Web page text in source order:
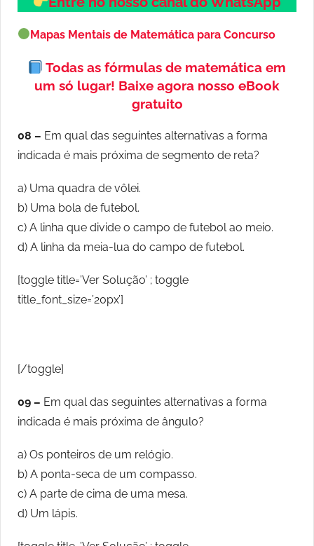
Mapas Mentais de Matemática para Concurso
Todas as fórmulas de matemática em
um só lugar! Baixe agora nosso eBook
gratuito
08 – Em qual das seguintes alternativas a forma
indicada é mais próxima de segmento de reta?
a) Uma quadra de vôlei.
b) Uma bola de futebol.
c) A linha que divide o campo de futebol ao meio.
d) A linha da meia-lua do campo de futebol.
[toggle title=’Ver Solução’ ; toggle
title_font_size=’20px’]
[/toggle]
09 – Em qual das seguintes alternativas a forma
indicada é mais próxima de ângulo?
a) Os ponteiros de um relógio.
b) A ponta-seca de um compasso.
c) A parte de cima de uma mesa.
d) Um lápis.